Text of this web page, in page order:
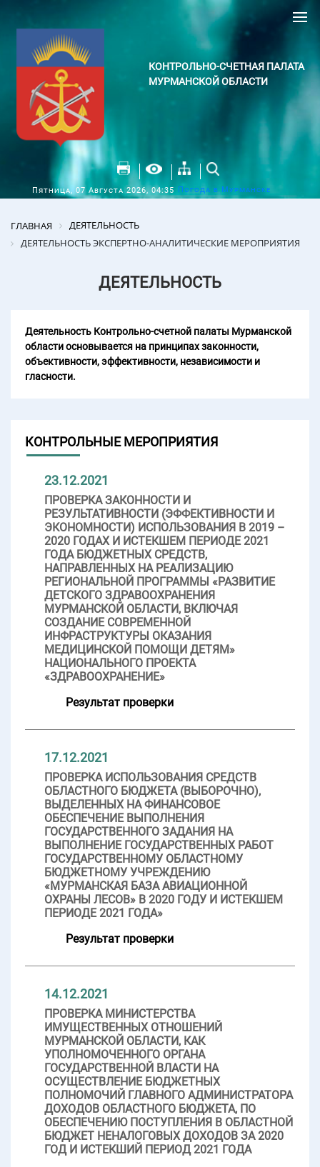
КОНТРОЛЬНО-СЧЕТНАЯ ПАЛАТА
МУРМАНСКОЙ ОБЛАСТИ
Пятница, 07 Августа 2026, 04:35 Погода в Мурманске
ГЛАВНАЯ
ДЕЯТЕЛЬНОСТЬ
ДЕЯТЕЛЬНОСТЬ ЭКСПЕРТНО-АНАЛИТИЧЕСКИЕ МЕРОПРИЯТИЯ
ДЕЯТЕЛЬНОСТЬ
Деятельность Контрольно-счетной палаты Мурманской
области основывается на принципах законности,
объективности, эффективности, независимости и
гласности.
КОНТРОЛЬНЫЕ МЕРОПРИЯТИЯ
23.12.2021
ПРОВЕРКА ЗАКОННОСТИ И
РЕЗУЛЬТАТИВНОСТИ (ЭФФЕКТИВНОСТИ И
ЭКОНОМНОСТИ) ИСПОЛЬЗОВАНИЯ В 2019 –
2020 ГОДАХ И ИСТЕКШЕМ ПЕРИОДЕ 2021
ГОДА БЮДЖЕТНЫХ СРЕДСТВ,
НАПРАВЛЕННЫХ НА РЕАЛИЗАЦИЮ
РЕГИОНАЛЬНОЙ ПРОГРАММЫ «РАЗВИТИЕ
ДЕТСКОГО ЗДРАВООХРАНЕНИЯ
МУРМАНСКОЙ ОБЛАСТИ, ВКЛЮЧАЯ
СОЗДАНИЕ СОВРЕМЕННОЙ
ИНФРАСТРУКТУРЫ ОКАЗАНИЯ
МЕДИЦИНСКОЙ ПОМОЩИ ДЕТЯМ»
НАЦИОНАЛЬНОГО ПРОЕКТА
«ЗДРАВООХРАНЕНИЕ»
Результат проверки
17.12.2021
ПРОВЕРКА ИСПОЛЬЗОВАНИЯ СРЕДСТВ
ОБЛАСТНОГО БЮДЖЕТА (ВЫБОРОЧНО),
ВЫДЕЛЕННЫХ НА ФИНАНСОВОЕ
ОБЕСПЕЧЕНИЕ ВЫПОЛНЕНИЯ
ГОСУДАРСТВЕННОГО ЗАДАНИЯ НА
ВЫПОЛНЕНИЕ ГОСУДАРСТВЕННЫХ РАБОТ
ГОСУДАРСТВЕННОМУ ОБЛАСТНОМУ
БЮДЖЕТНОМУ УЧРЕЖДЕНИЮ
«МУРМАНСКАЯ БАЗА АВИАЦИОННОЙ
ОХРАНЫ ЛЕСОВ» В 2020 ГОДУ И ИСТЕКШЕМ
ПЕРИОДЕ 2021 ГОДА»
Результат проверки
14.12.2021
ПРОВЕРКА МИНИСТЕРСТВА
ИМУЩЕСТВЕННЫХ ОТНОШЕНИЙ
МУРМАНСКОЙ ОБЛАСТИ, КАК
УПОЛНОМОЧЕННОГО ОРГАНА
ГОСУДАРСТВЕННОЙ ВЛАСТИ НА
ОСУЩЕСТВЛЕНИЕ БЮДЖЕТНЫХ
ПОЛНОМОЧИЙ ГЛАВНОГО АДМИНИСТРАТОРА
ДОХОДОВ ОБЛАСТНОГО БЮДЖЕТА, ПО
ОБЕСПЕЧЕНИЮ ПОСТУПЛЕНИЯ В ОБЛАСТНОЙ
БЮДЖЕТ НЕНАЛОГОВЫХ ДОХОДОВ ЗА 2020
ГОД И ИСТЕКШИЙ ПЕРИОД 2021 ГОДА